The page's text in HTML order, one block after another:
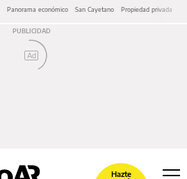
Panorama económico San Cayetano Propiedad privada
Ad
Hazte